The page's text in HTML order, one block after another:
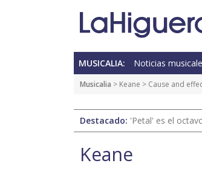
MUSICALIA: Noticias
Musicalia > Keane > Cause and
Destacado: 'Petal' es el
Keane